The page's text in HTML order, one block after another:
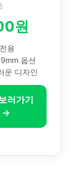
원
용
옵션
운 디자인
러가기
→